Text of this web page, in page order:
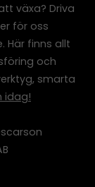
växa? Driva
för oss
Här finns allt
och
smarta
idag!